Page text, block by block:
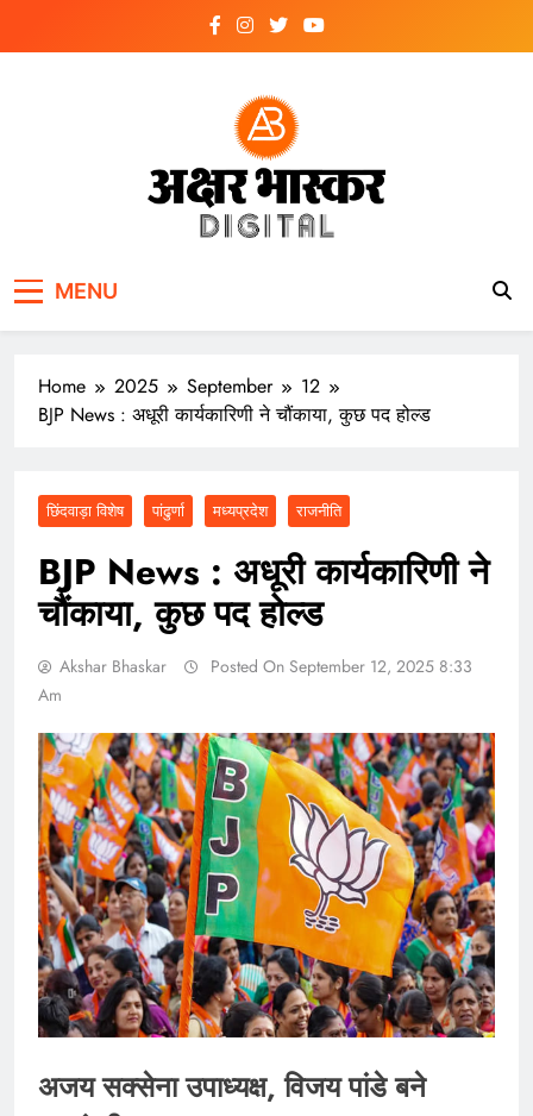
MENU
Home 2025 September
12
BJP News : अधूरी कार्यकारिणी ने चौंकाया, कुछ पद होल्ड
छिंदवाड़ा विशेष पांढुर्णा मध्यप्रदेश राजनीति
BJP News : अधूरी कार्यकारिणी ने
चौंकाया, कुछ पद होल्ड
Akshar Bhaskar
Posted On September 12, 2025 8:33
Am
अजय सक्सेना उपाध्यक्ष, विजय पांडे बने